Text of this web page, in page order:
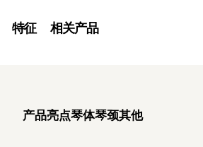
特征 相关产品
产品亮点琴体琴颈其他